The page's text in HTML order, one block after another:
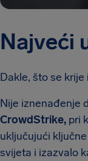
Najveći
Dakle, što se
Nije iznenađenje
CrowdStrike, pri
uključujući
svijeta i izazvalo